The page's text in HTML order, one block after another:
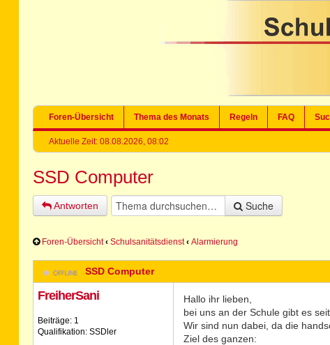
Foren-Übersicht Thema des Monats Regeln FAQ
Aktuelle Zeit: 08.08.2026, 08:02
SSD Computer
Antworten Suche
Foren-Übersicht ‹ Schulsanitätsdienst ‹ Alarmierung
SSD Computer
FreiherSani
Beiträge: 1
Qualifikation: SSDler
Hallo ihr lieben,
bei uns an der Schule gibt es
Wir sind nun dabei, da die
Ziel des ganzen: